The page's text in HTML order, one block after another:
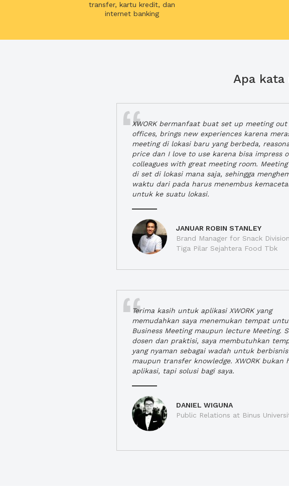
transfer, kartu kredit, dan
internet banking
Apa kata
XWORK bermanfaat buat set up meeting out
offices, brings new experiences karena
meeting di lokasi baru yang berbeda,
price dan I love to use karena bisa impress
colleagues with great meeting room.
di set di lokasi mana saja, sehingga
waktu dari pada harus menembus
untuk ke suatu lokasi.
JANUAR ROBIN STANLEY
Brand Manager for Snack
Tiga Pilar Sejahtera Food Tbk
Terima kasih untuk aplikasi XWORK yang
memudahkan saya menemukan tempat
Business Meeting maupun lecture Meeting.
dosen dan praktisi, saya membutuhkan
yang nyaman sebagai wadah untuk berbisnis
maupun transfer knowledge. XWORK bukan
aplikasi, tapi solusi bagi saya.
DANIEL WIGUNA
Public Relations at Binus